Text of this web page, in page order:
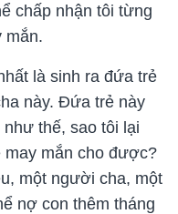
chấp nhận tôi từng
mắn.
là sinh ra đứa trẻ
này. Đứa trẻ này
thế, sao tôi lại
may mắn cho được?
một người cha, một
nợ con thêm tháng